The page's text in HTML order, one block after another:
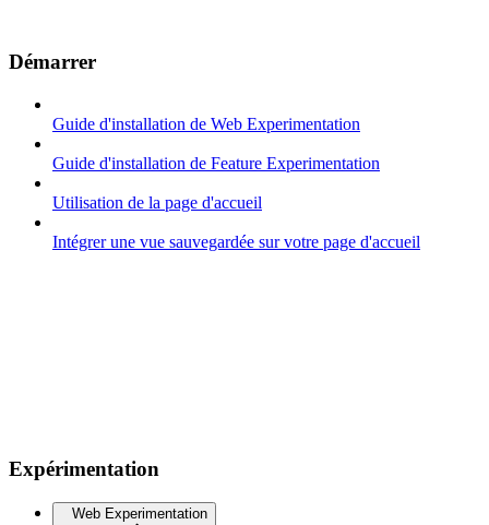
Démarrer
Guide d'installation de Web Experimentation
Guide d'installation de Feature Experimentation
Utilisation de la page d'accueil
Intégrer une vue sauvegardée sur votre page d'accueil
Expérimentation
Web Experimentation